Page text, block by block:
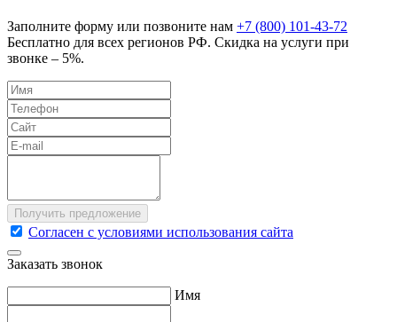
Заполните форму или позвоните нам +7 (800) 101-43-72
Бесплатно для всех регионов РФ. Скидка на услуги при
звонке – 5%.
Согласен с условиями использования сайта
Заказать звонок
Имя